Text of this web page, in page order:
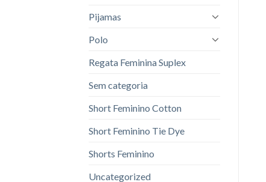
Pijamas
Polo
Regata Feminina Suplex
Sem categoria
Short Feminino Cotton
Short Feminino Tie Dye
Shorts Feminino
Uncategorized